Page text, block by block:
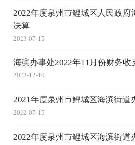
2022年度泉州市鲤城区人民政府
决算
2023-07-15
海滨办事处2022年11月份财务收
2022-12-10
2021年度泉州市鲤城区海滨街道
2022-07-15
2022年度泉州市鲤城区海滨街道